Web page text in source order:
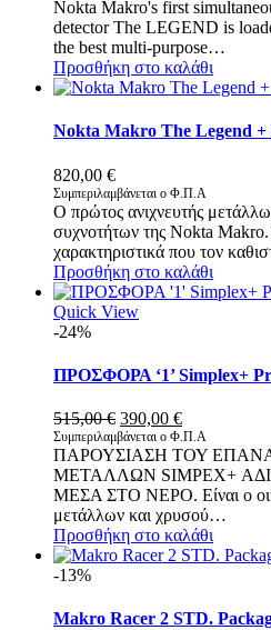
Nokta Makro's first
detector The LEGEND is
the best multi-purpose…
Προσθήκη στο καλάθι
Nokta Makro The Legend
820,00 €
Συμπεριλαμβάνεται ο Φ.Π.Α
Ο πρώτος ανιχνευτής
συχνοτήτων της Nokta
χαρακτηριστικά που τον
Προσθήκη στο καλάθι
Quick View
-24%
ΠΡΟΣΦΟΡΑ ‘1’ Simplex+
515,00€ Original
price
was:
515,00 €.
390,00 €Η
τρέχουσα
τιμή
είναι:
390,00 €.
Συμπεριλαμβάνεται ο Φ.Π.Α
ΠΑΡΟΥΣΙΑΣΗ ΤΟΥ
ΜΕΤΑΛΛΩΝ SIMPEX+
ΜΕΣΑ ΣΤΟ ΝΕΡΟ. Είναι ο
μετάλλων και χρυσού…
Προσθήκη στο καλάθι
-13%
Makro Racer 2 STD.